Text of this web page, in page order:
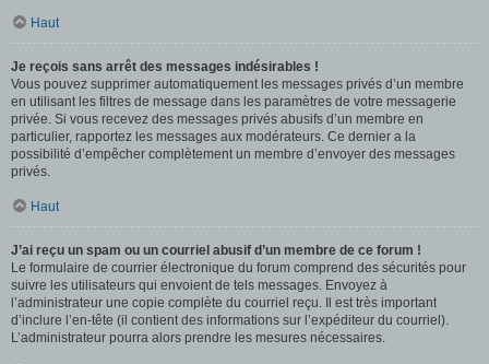
Haut
Je reçois sans arrêt des messages indésirables !
Vous pouvez supprimer automatiquement les messages privés d’un membre
en utilisant les filtres de message dans les paramètres de votre messagerie
privée. Si vous recevez des messages privés abusifs d’un membre en
particulier, rapportez les messages aux modérateurs. Ce dernier a la
possibilité d’empêcher complètement un membre d’envoyer des messages
privés.
Haut
J’ai reçu un spam ou un courriel abusif d’un membre de ce forum !
Le formulaire de courrier électronique du forum comprend des sécurités pour
suivre les utilisateurs qui envoient de tels messages. Envoyez à
l’administrateur une copie complète du courriel reçu. Il est très important
d’inclure l’en-tête (il contient des informations sur l’expéditeur du courriel).
L’administrateur pourra alors prendre les mesures nécessaires.